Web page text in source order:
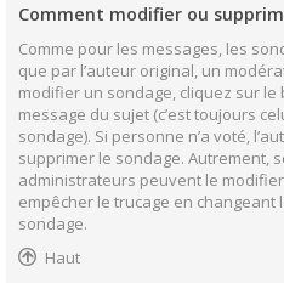
Comment modifier ou
Comme pour les messages, les
que par l’auteur original, un
modifier un sondage, cliquez sur le
message du sujet (c’est toujours
sondage). Si personne n’a voté,
supprimer le sondage. Autrement,
administrateurs peuvent le
empêcher le trucage en changeant
sondage.
Haut